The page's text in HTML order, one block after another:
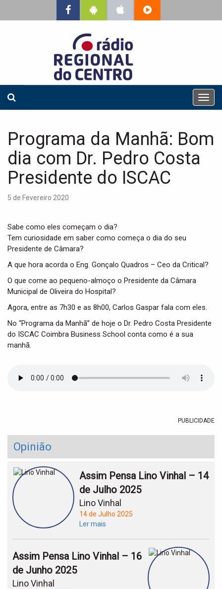
T
o
Programa da Manhã: Bom
dia com Dr. Pedro Costa
Presidente do ISCAC
5 de Fevereiro 2020
Sabe como eles começam o dia?
Tem curiosidade em saber como começa o dia do seu
Presidente de Câmara?
A que hora acorda o Eng. Gonçalo Quadros – Ceo da Critical?
O que come ao pequeno-almoço o Presidente da Câmara
Municipal de Oliveira do Hospital?
Agora, entre as 7h30 e as 8h00, Carlos Gaspar fala com eles.
No “Programa da Manhã” de hoje o Dr. Pedro Costa Presidente
do ISCAC Coimbra Business School conta como é a sua
manhã.
PUBLICIDADE
Opinião
Assim Pensa Lino Vinhal – 14
de Julho 2025
Lino Vinhal
14 de Julho 2025
Ler mais
Assim Pensa Lino Vinhal – 16
de Junho 2025
Lino Vinhal